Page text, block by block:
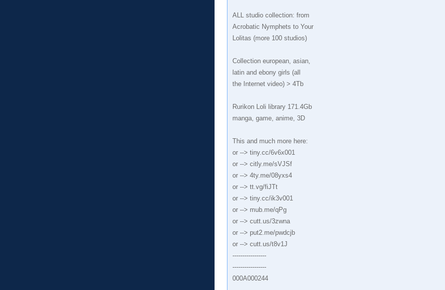
ALL studio collection: from
Acrobatic Nymрhеts to Your
Lоlitаs (more 100 studios)
Collection european, asian,
latin and ebony girls (all
the Internet video) > 4Tb
Rurikon Lоli library 171.4Gb
manga, game, anime, 3D
This and much more here:
or --> tiny.cc/6v6x001
or --> citly.me/sVJSf
or --> 4ty.me/08yxs4
or --> tt.vg/fiJTt
or --> tiny.cc/ik3v001
or --> mub.me/qPg
or --> cutt.us/3zwna
or --> put2.me/pwdcjb
or --> cutt.us/t8v1J
-----------------
-----------------
000A000244